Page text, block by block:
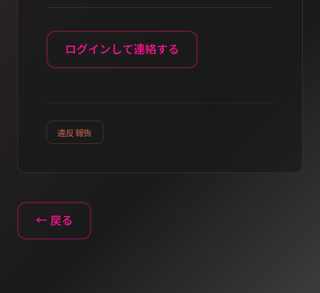
ログインして連絡する
違反報告
← 戻る